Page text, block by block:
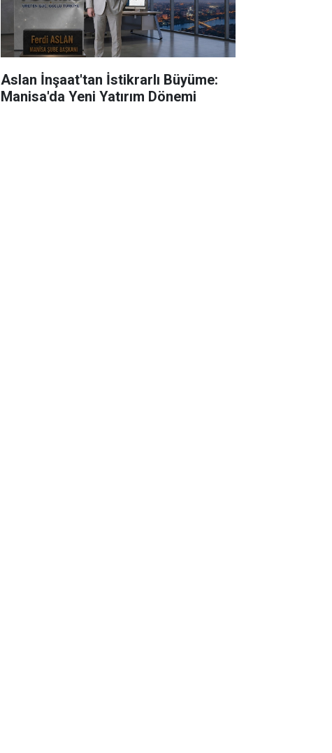
Aslan İnşaat'tan İstikrarlı Büyüme:
Manisa'da Yeni Yatırım Dönemi